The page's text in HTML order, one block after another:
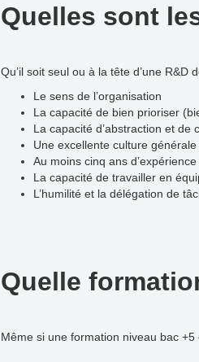
Quelles sont
Qu’il soit seul ou à la tête d’une
Le sens de l’organisation
La capacité de bien prioriser
La capacité d’abstraction et de
Une excellente culture générale
Au moins cinq ans
La capacité de travailler en
L’humilité et la délégation de
Quelle
Même si une formation niveau bac